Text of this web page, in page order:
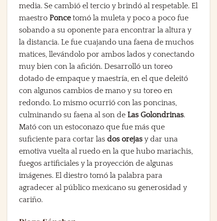
media. Se cambió el tercio y brindó al respetable. El
maestro Poncetomó la muleta y poco a poco fue
sobando a su oponente para encontrar la altura y
la distancia. Le fue cuajando una faena de muchos
matices, llevándolo por ambos lados y conectando
muy bien con la afición. Desarrolló un toreo
dotado de empaque y maestría, en el que deleitó
con algunos cambios de mano y su toreo en
redondo. Lo mismo ocurrió con las poncinas,
culminando su faena al son de Las Golondrinas.
Mató con un estoconazo que fue más que
suficiente para cortar las dos orejas y dar una
emotiva vuelta al ruedo en la que hubo mariachis,
fuegos artificiales y la proyección de algunas
imágenes. El diestro tomó la palabra para
agradecer al público mexicano su generosidad y
cariño.